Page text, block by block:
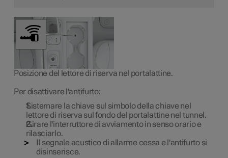
Posizione del lettore di riserva nel portalattine.
Per disattivare l'antifurto:
Sistemare la chiave sul simbolo della chiave nel
lettore di riserva sul fondo del portalattine nel tunnel.
Girare l'interruttore di avviamento in senso orario e
rilasciarlo.
Il segnale acustico di allarme cessa e l'antifurto si
disinserisce.